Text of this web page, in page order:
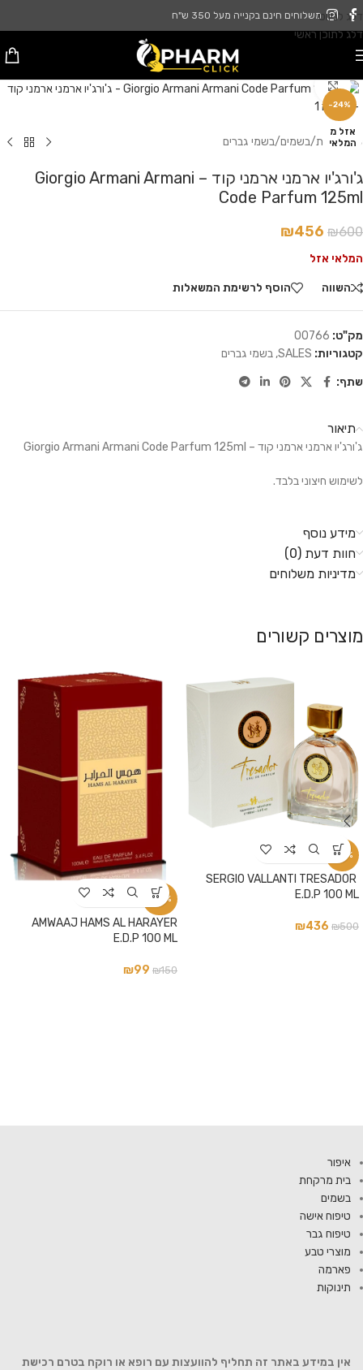
דלג לניווט
דלג לתוכן ראשי
משלוחים חינם בקנייה מעל 350 ש"ח
-24%
אזל מ
המלאי
לחץ להגדלה
עמוד הבית/בשמים/בשמי גברים
ג'ורג'יו ארמני ארמני קוד – Giorgio Armani Armani
Code Parfum 125ml
₪600
₪456
המלאי אזל
השווה הוסף לרשימת המשאלות
מק"ט: 00766
קטגוריות: SALES
, בשמי גברים
שתף:
תיאור
ג'ורג'יו ארמני ארמני קוד – Giorgio Armani Armani Code Parfum 125ml
לשימוש חיצוני בלבד.
מידע נוסף
חוות דעת (0)
מדיניות משלוחים
מוצרים קשורים
-13%
SERGIO VALLANTI TRESADOR
E.D.P 100 ML
₪500
₪436
-34%
AMWAAJ HAMS AL HARAYER
E.D.P 100 ML
₪150
₪99
איפור
בית מרקחת
בשמים
טיפוח אישה
טיפוח גבר
מוצרי טבע
פארמה
תינוקות
אין במידע באתר זה תחליף להוועצות עם רופא או רוקח בטרם רכישת